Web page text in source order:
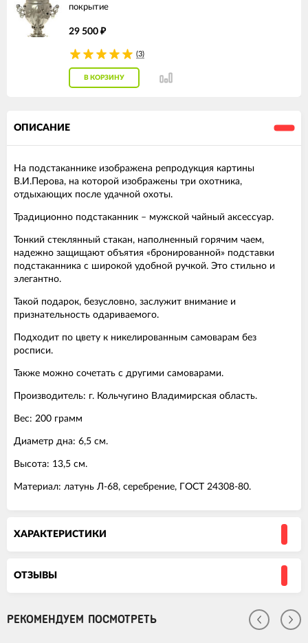
покрытие
29 500 ₽
(3)
В КОРЗИНУ
ОПИСАНИЕ
На подстаканнике изображена репродукция картины
В.И.Перова, на которой изображены три охотника,
отдыхающих после удачной охоты.
Традиционно подстаканник – мужской чайный аксессуар.
Тонкий стеклянный стакан, наполненный горячим чаем,
надежно защищают объятия «бронированной» подставки
подстаканника с широкой удобной ручкой. Это стильно и
элегантно.
Такой подарок, безусловно, заслужит внимание и
признательность одариваемого.
Подходит по цвету к никелированным самоварам без
росписи.
Также можно сочетать с другими самоварами.
Производитель: г. Кольчугино Владимирская область.
Вес: 200 грамм
Диаметр дна: 6,5 см.
Высота: 13,5 см.
Материал: латунь Л-68, серебрение, ГОСТ 24308-80.
ХАРАКТЕРИСТИКИ
ОТЗЫВЫ
РЕКОМЕНДУЕМ ПОСМОТРЕТЬ